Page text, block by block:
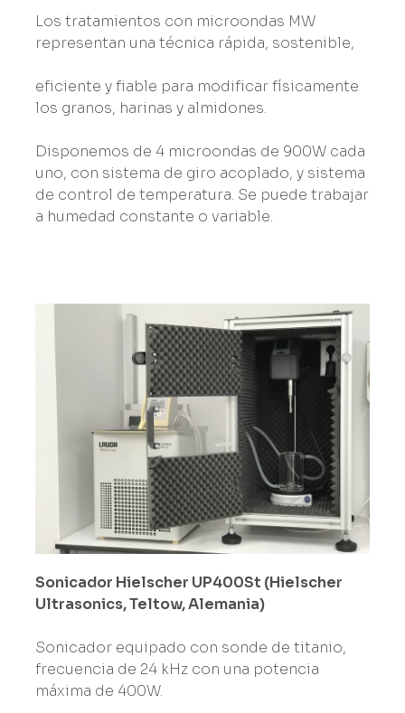
Los tratamientos con microondas MW
representan una técnica rápida, sostenible,
eficiente y fiable para modificar físicamente
los granos, harinas y almidones.
Disponemos de 4 microondas de 900W cada
uno, con sistema de giro acoplado, y sistema
de control de temperatura. Se puede trabajar
a humedad constante o variable.
Sonicador Hielscher UP400St (Hielscher
Ultrasonics, Teltow, Alemania)
Sonicador equipado con sonde de titanio,
frecuencia de 24 kHz con una potencia
máxima de 400W.